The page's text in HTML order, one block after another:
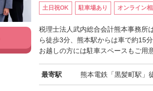
土日祝OK 駐車場あり オンライン
税理士法人武内総合会計熊本事務所
ら徒歩3分、熊本駅からは車で約15
お越しの方には駐車スペースもご用
最寄駅 熊本電鉄「黒髪町駅」